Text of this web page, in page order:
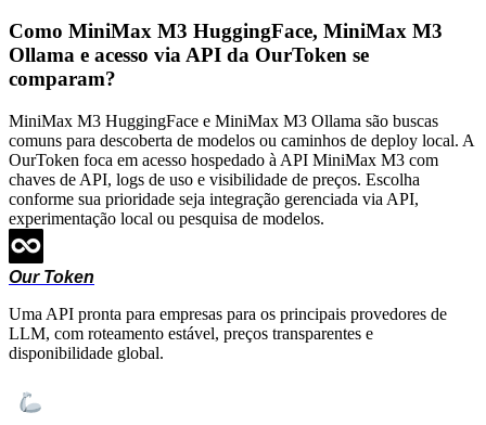
Como MiniMax M3 HuggingFace, MiniMax M3
Ollama e acesso via API da OurToken se
comparam?
MiniMax M3 HuggingFace e MiniMax M3 Ollama são buscas
comuns para descoberta de modelos ou caminhos de deploy local. A
OurToken foca em acesso hospedado à API MiniMax M3 com
chaves de API, logs de uso e visibilidade de preços. Escolha
conforme sua prioridade seja integração gerenciada via API,
experimentação local ou pesquisa de modelos.
Our Token
Uma API pronta para empresas para os principais provedores de
LLM, com roteamento estável, preços transparentes e
disponibilidade global.